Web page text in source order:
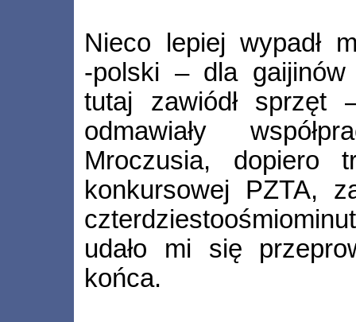
Nieco lepiej wypadł
‑polski – dla gaijinów
tutaj zawiódł sprzęt
odmawiały
Mroczusia, dopiero
konkursowej PZTA,
udało mi się
końca.